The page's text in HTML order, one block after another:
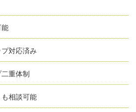
能
対応済み
重体制
相談可能